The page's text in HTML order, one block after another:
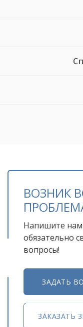
ВОЗНИК
Напишите
обязательно
вопросы!
ЗАДАТЬ
ЗАКАЗАТЬ